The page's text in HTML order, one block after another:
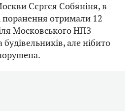
Сєргєя Собяніня, в
поранення отримали 12
Московського НПЗ
але нібито